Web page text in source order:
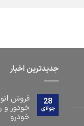
جدیدترین اخبار
28
جولای
فروش
خودور و
خودرو